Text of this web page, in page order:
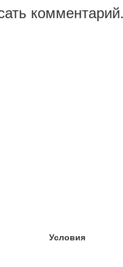
комментарий.
Условия